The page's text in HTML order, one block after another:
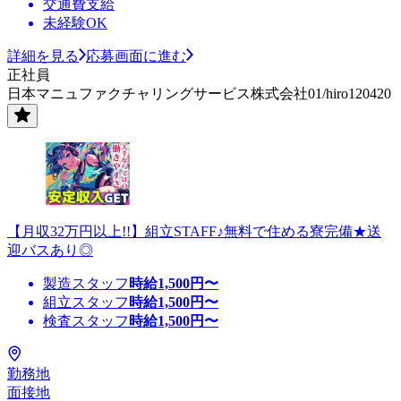
交通費支給
未経験OK
詳細を見る
応募画面に進む
正社員
日本マニュファクチャリングサービス株式会社01/hiro120420
【月収32万円以上!!】組立STAFF♪無料で住める寮完備★送
迎バスあり◎
製造スタッフ 時給1,500円〜
組立スタッフ 時給1,500円〜
検査スタッフ 時給1,500円〜
勤務地
面接地